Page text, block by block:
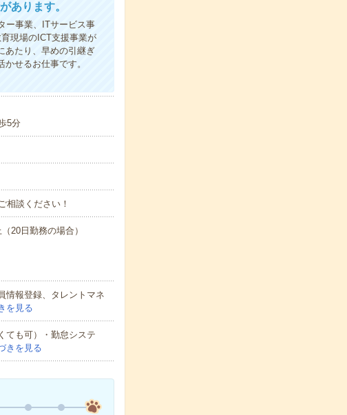
あります。
ー事業、ITサービス事
現場のICT支援事業が
あたり、早めの引継ぎ
せるお仕事です。
5分
相談ください！
20日勤務の場合）
情報登録、タレントマネ
を見る
ても可）・勤怠システ
きを見る